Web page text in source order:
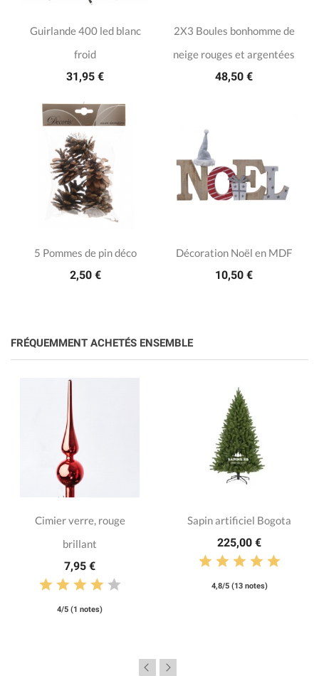
Guirlande 400 led blanc
froid
31,95 €
2X3 Boules bonhomme de
neige rouges et argentées
48,50 €
5 Pommes de pin déco
2,50 €
Décoration Noël en MDF
10,50 €
FRÉQUEMMENT ACHETÉS ENSEMBLE
Cimier verre, rouge
brillant
7,95 €
4/5 (1 notes)
Sapin artificiel Bogota
225,00 €
4,8/5 (13 notes)